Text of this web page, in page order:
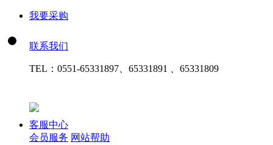
我要采购
联系我们
TEL： 0551-65331897、65331891 、65331809
客服中心
会员服务 网站帮助